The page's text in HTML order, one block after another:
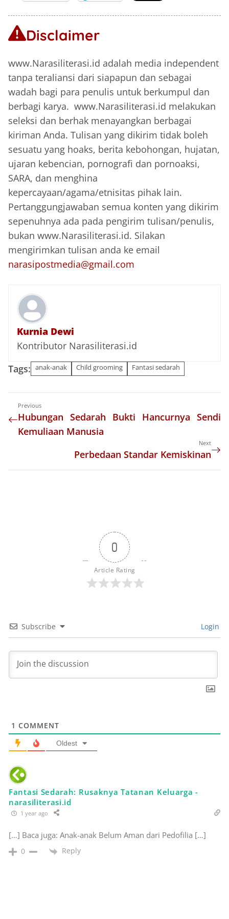
Disclaimer
www.Narasiliterasi.id adalah media independent
tanpa teraliansi dari siapapun dan sebagai
wadah bagi para penulis untuk berkumpul dan
berbagi karya. www.Narasiliterasi.id melakukan
seleksi dan berhak menayangkan berbagai
kiriman Anda. Tulisan yang dikirim tidak boleh
sesuatu yang hoaks, berita kebohongan, hujatan,
ujaran kebencian, pornografi dan pornoaksi,
SARA, dan menghina
kepercayaan/agama/etnisitas pihak lain.
Pertanggungjawaban semua konten yang dikirim
sepenuhnya ada pada pengirim tulisan/penulis,
bukan www.Narasiliterasi.id. Silakan
mengirimkan tulisan anda ke email
narasipostmedia@gmail.com
Kurnia Dewi
Kontributor Narasiliterasi.id
Tags: anak-anak Child grooming Fantasi sedarah
Previous
Hubungan Sedarah Bukti Hancurnya Sendi
Kemuliaan Manusia
Next
Perbedaan Standar Kemiskinan
0
Article Rating
Subscribe Login
1 COMMENT
Oldest
Fantasi Sedarah: Rusaknya Tatanan Keluarga -
narasiliterasi.id
1 year ago
[…] Baca juga: Anak-anak Belum Aman dari Pedofilia […]
0 Reply